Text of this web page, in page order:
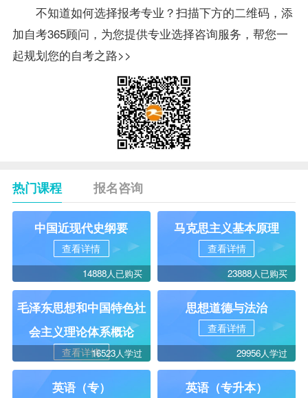
不知道如何选择报考专业？扫描下方的二维码，添
加自考365顾问，为您提供专业选择咨询服务，帮您一
起规划您的自考之路>>
热门课程 报名咨询
中国近现代史纲要
查看详情
14888人已购买
马克思主义基本原理
查看详情
23888人已购买
毛泽东思想和中国特色社
会主义理论体系概论
查看详情16523人学过
思想道德与法治
查看详情
29956人学过
英语（专） 英语（专升本）